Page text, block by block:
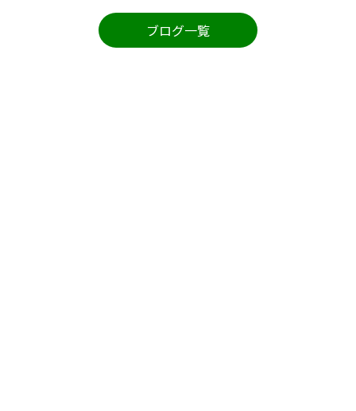
ブログ一覧